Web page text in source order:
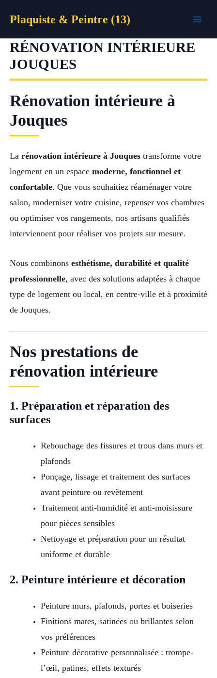
Plaquiste & Peintre (13)
RÉNOVATION INTÉRIEURE
JOUQUES
Rénovation intérieure à
Jouques
La rénovation intérieure à Jouques transforme votre
logement en un espace moderne, fonctionnel et
confortable. Que vous souhaitiez réaménager votre
salon, moderniser votre cuisine, repenser vos chambres
ou optimiser vos rangements, nos artisans qualifiés
interviennent pour réaliser vos projets sur mesure.
Nous combinons esthétisme, durabilité et qualité
professionnelle, avec des solutions adaptées à chaque
type de logement ou local, en centre-ville et à proximité
de Jouques.
Nos prestations de
rénovation intérieure
1. Préparation et réparation des
surfaces
Rebouchage des fissures et trous dans murs et
plafonds
Ponçage, lissage et traitement des surfaces
avant peinture ou revêtement
Traitement anti-humidité et anti-moisissure
pour pièces sensibles
Nettoyage et préparation pour un résultat
uniforme et durable
2. Peinture intérieure et décoration
Peinture murs, plafonds, portes et boiseries
Finitions mates, satinées ou brillantes selon
vos préférences
Peinture décorative personnalisée : trompe-
l’œil, patines, effets texturés